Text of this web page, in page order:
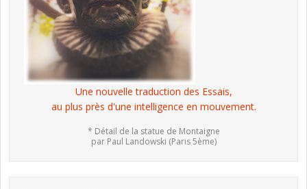
Une nouvelle traduction des Essais,
au plus près d'une intelligence en mouvement.
* Détail de la statue de Montaigne
par Paul Landowski (Paris 5ème)